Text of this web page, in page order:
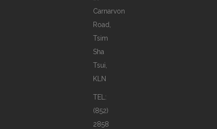
Carnarvon
Road,
Tsim
Sha
Tsui,
KLN
TEL:
(852)
2858